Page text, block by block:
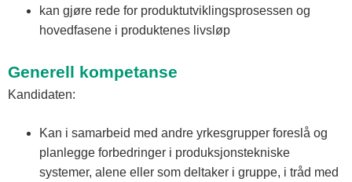
kan gjøre rede for produktutviklingsprosessen og
hovedfasene i produktenes livsløp
Generell kompetanse
Kandidaten:
Kan i samarbeid med andre yrkesgrupper foreslå og
planlegge forbedringer i produksjonstekniske
systemer, alene eller som deltaker i gruppe, i tråd med